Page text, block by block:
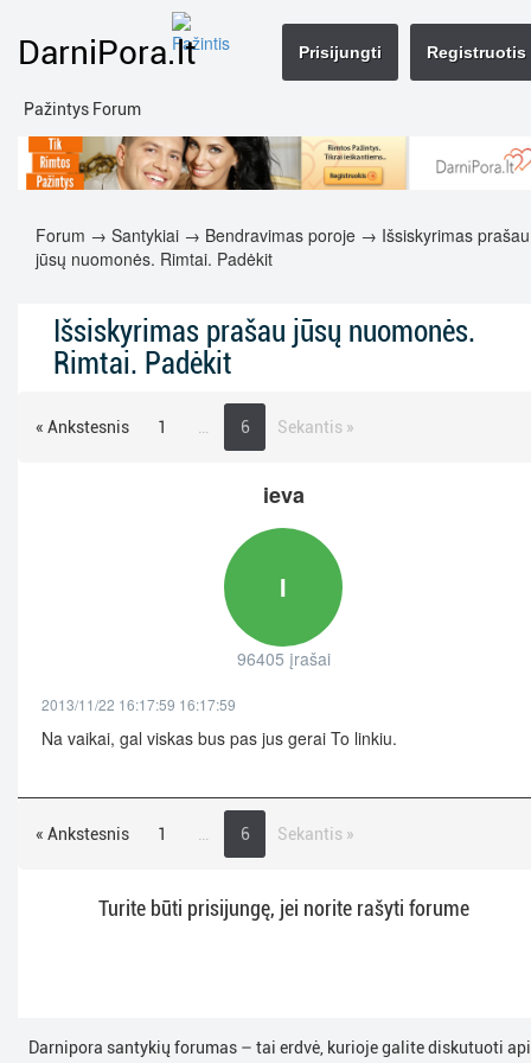
DarniPora.lt
Pažintys Forum
Registruotis
Prisijungti
Forum → Santykiai → Bendravimas poroje → Išsiskyrimas prašau
jūsų nuomonės. Rimtai. Padėkit
Išsiskyrimas prašau jūsų nuomonės.
Rimtai. Padėkit
« Ankstesnis 1 6 Sekantis »
ieva
I
96405 įrašai
2013/11/22 16:17:59 16:17:59
Na vaikai, gal viskas bus pas jus gerai To linkiu.
« Ankstesnis 1 6 Sekantis »
Turite būti prisijungę, jei norite rašyti forume
Darnipora santykių forumas – tai erdvė, kurioje galite diskutuoti